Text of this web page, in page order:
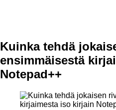
Kuinka tehdä
ensimmäisestä
Notepad++